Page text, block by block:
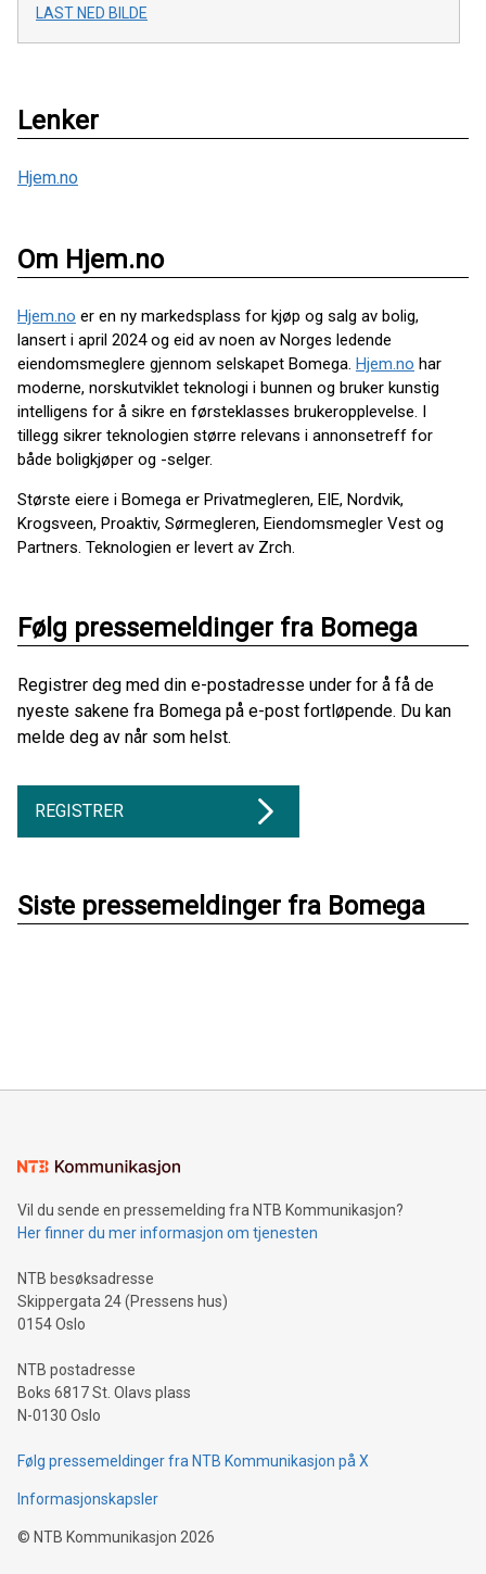
LAST NED BILDE
Lenker
Hjem.no
Om Hjem.no
Hjem.no er en ny markedsplass for kjøp og salg av bolig,
lansert i april 2024 og eid av noen av Norges ledende
eiendomsmeglere gjennom selskapet Bomega. Hjem.no har
moderne, norskutviklet teknologi i bunnen og bruker kunstig
intelligens for å sikre en førsteklasses brukeropplevelse. I
tillegg sikrer teknologien større relevans i annonsetreff for
både boligkjøper og -selger.
Største eiere i Bomega er Privatmegleren, EIE, Nordvik,
Krogsveen, Proaktiv, Sørmegleren, Eiendomsmegler Vest og
Partners. Teknologien er levert av Zrch.
Følg pressemeldinger fra Bomega
Registrer deg med din e-postadresse under for å få de
nyeste sakene fra Bomega på e-post fortløpende. Du kan
melde deg av når som helst.
REGISTRER
Siste pressemeldinger fra Bomega
Vil du sende en pressemelding fra NTB Kommunikasjon?
Her finner du mer informasjon om tjenesten
NTB besøksadresse
Skippergata 24 (Pressens hus)
0154 Oslo
NTB postadresse
Boks 6817 St. Olavs plass
N-0130 Oslo
Følg pressemeldinger fra NTB Kommunikasjon på X
Informasjonskapsler
© NTB Kommunikasjon 2026